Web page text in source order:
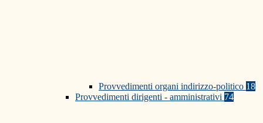
Provvedimenti organi indirizzo-politico 18
Provvedimenti dirigenti - amministrativi 74